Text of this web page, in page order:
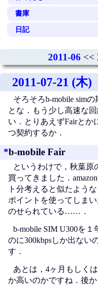
書庫
日記
2011-06 <<
2011-07-21 (木)
そろそろb-mobile sim
とな．もう少し高速な
い．とりあえずFairとか
つ契約するか．
*b-mobile Fair
というわけで，秋葉原
買ってきました．
ト分考えると似たよう
ポイントを使ってしま
のせられている……．
b-mobile SIM U300を
のに300kbpsしか出ない
す．
あとは，4ヶ月もしく
か高いのかですね．後